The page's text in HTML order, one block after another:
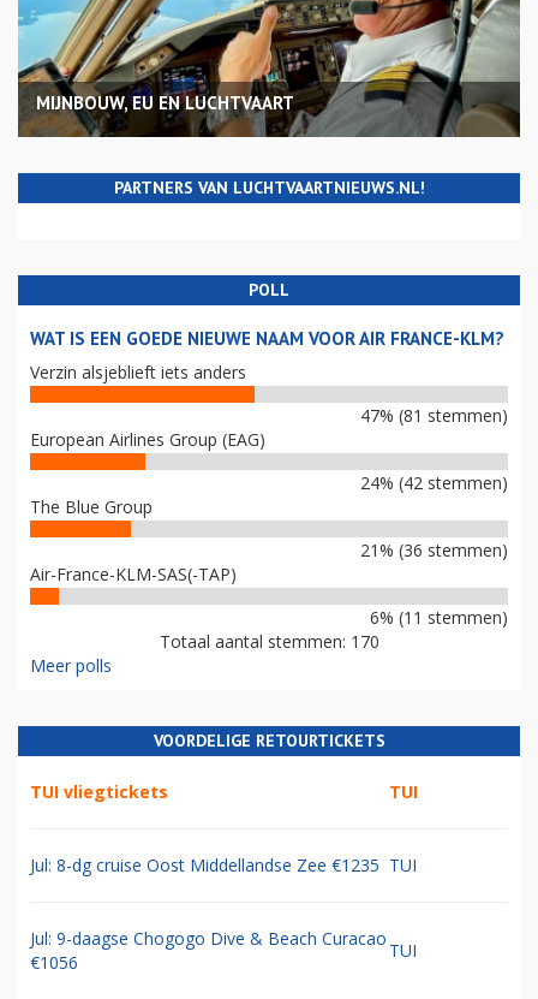
MIJNBOUW, EU EN LUCHTVAART
PARTNERS VAN LUCHTVAARTNIEUWS.NL!
POLL
WAT IS EEN GOEDE NIEUWE NAAM VOOR AIR FRANCE-KLM?
Verzin alsjeblieft iets anders
47% (81 stemmen)
European Airlines Group (EAG)
24% (42 stemmen)
The Blue Group
21% (36 stemmen)
Air-France-KLM-SAS(-TAP)
6% (11 stemmen)
Totaal aantal stemmen: 170
Meer polls
VOORDELIGE RETOURTICKETS
TUI vliegtickets TUI
Jul: 8-dg cruise Oost Middellandse Zee €1235 TUI
Jul: 9-daagse Chogogo Dive & Beach Curacao
€1056
TUI